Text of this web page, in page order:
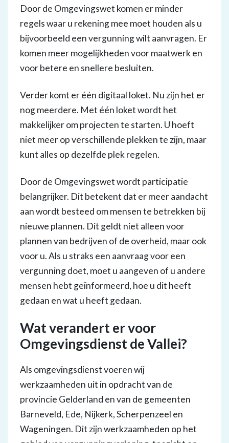
Door de Omgevingswet komen er minder
regels waar u rekening mee moet houden als u
bijvoorbeeld een vergunning wilt aanvragen. Er
komen meer mogelijkheden voor maatwerk en
voor betere en snellere besluiten.
Verder komt er één digitaal loket. Nu zijn het er
nog meerdere. Met één loket wordt het
makkelijker om projecten te starten. U hoeft
niet meer op verschillende plekken te zijn, maar
kunt alles op dezelfde plek regelen.
Door de Omgevingswet wordt participatie
belangrijker. Dit betekent dat er meer aandacht
aan wordt besteed om mensen te betrekken bij
nieuwe plannen. Dit geldt niet alleen voor
plannen van bedrijven of de overheid, maar ook
voor u. Als u straks een aanvraag voor een
vergunning doet, moet u aangeven of u andere
mensen hebt geïnformeerd, hoe u dit heeft
gedaan en wat u heeft gedaan.
Wat verandert er voor
Omgevingsdienst de Vallei?
Als omgevingsdienst voeren wij
werkzaamheden uit in opdracht van de
provincie Gelderland en van de gemeenten
Barneveld, Ede, Nijkerk, Scherpenzeel en
Wageningen. Dit zijn werkzaamheden op het